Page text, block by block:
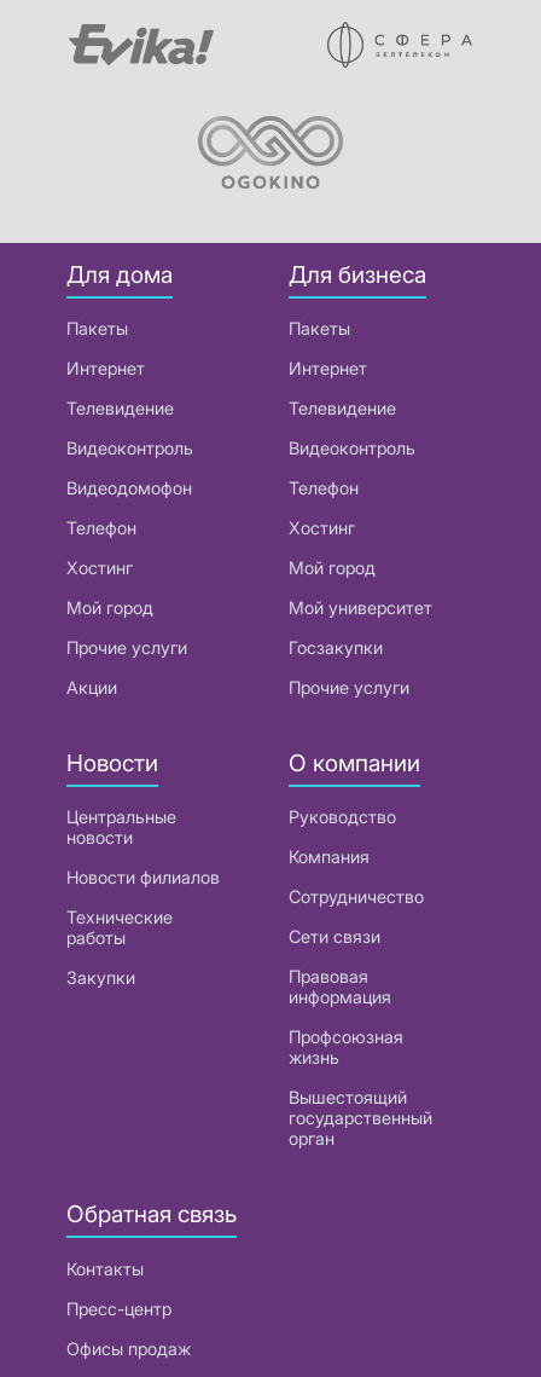
Для дома
Пакеты
Интернет
Телевидение
Видеоконтроль
Видеодомофон
Телефон
Хостинг
Мой город
Прочие услуги
Акции
Для бизнеса
Пакеты
Интернет
Телевидение
Видеоконтроль
Телефон
Хостинг
Мой город
Мой университет
Госзакупки
Прочие услуги
Новости
Центральные
новости
Новости филиалов
Технические
работы
Закупки
О компании
Руководство
Компания
Сотрудничество
Сети связи
Правовая
информация
Профсоюзная
жизнь
Вышестоящий
государственный
орган
Обратная связь
Контакты
Пресс-центр
Офисы продаж